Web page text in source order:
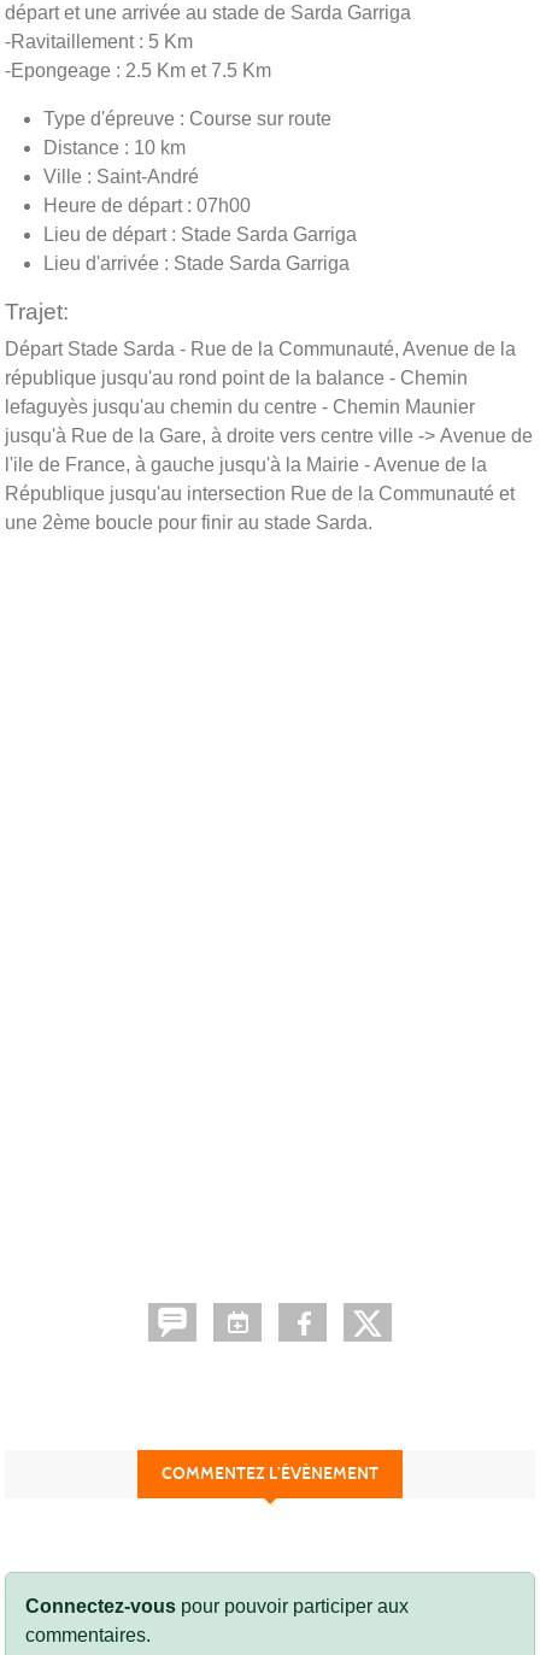
départ et une arrivée au stade de Sarda Garriga
-Ravitaillement : 5 Km
-Epongeage : 2.5 Km et 7.5 Km
Type d'épreuve : Course sur route
Distance : 10 km
Ville : Saint-André
Heure de départ : 07h00
Lieu de départ : Stade Sarda Garriga
Lieu d'arrivée : Stade Sarda Garriga
Trajet:
Départ Stade Sarda - Rue de la Communauté, Avenue de la
république jusqu'au rond point de la balance - Chemin
lefaguyès jusqu'au chemin du centre - Chemin Maunier
jusqu'à Rue de la Gare, à droite vers centre ville -> Avenue de
l'ile de France, à gauche jusqu'à la Mairie - Avenue de la
République jusqu'au intersection Rue de la Communauté et
une 2ème boucle pour finir au stade Sarda.
COMMENTEZ L’ÉVÈNEMENT
Connectez-vous pour pouvoir participer aux
commentaires.